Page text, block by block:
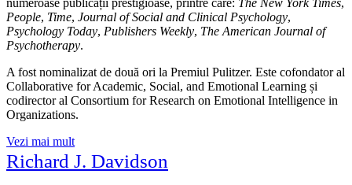
numeroase publicații prestigioase, printre care: The New York Times,
People, Time, Journal of Social and Clinical Psychology,
Psychology Today, Publishers Weekly, The American Journal of
Psychotherapy.
A fost nominalizat de două ori la Premiul Pulitzer. Este cofondator al
Collaborative for Academic, Social, and Emotional Learning și
codirector al Consortium for Research on Emotional Intelligence in
Organizations.
Vezi mai mult
Richard J. Davidson